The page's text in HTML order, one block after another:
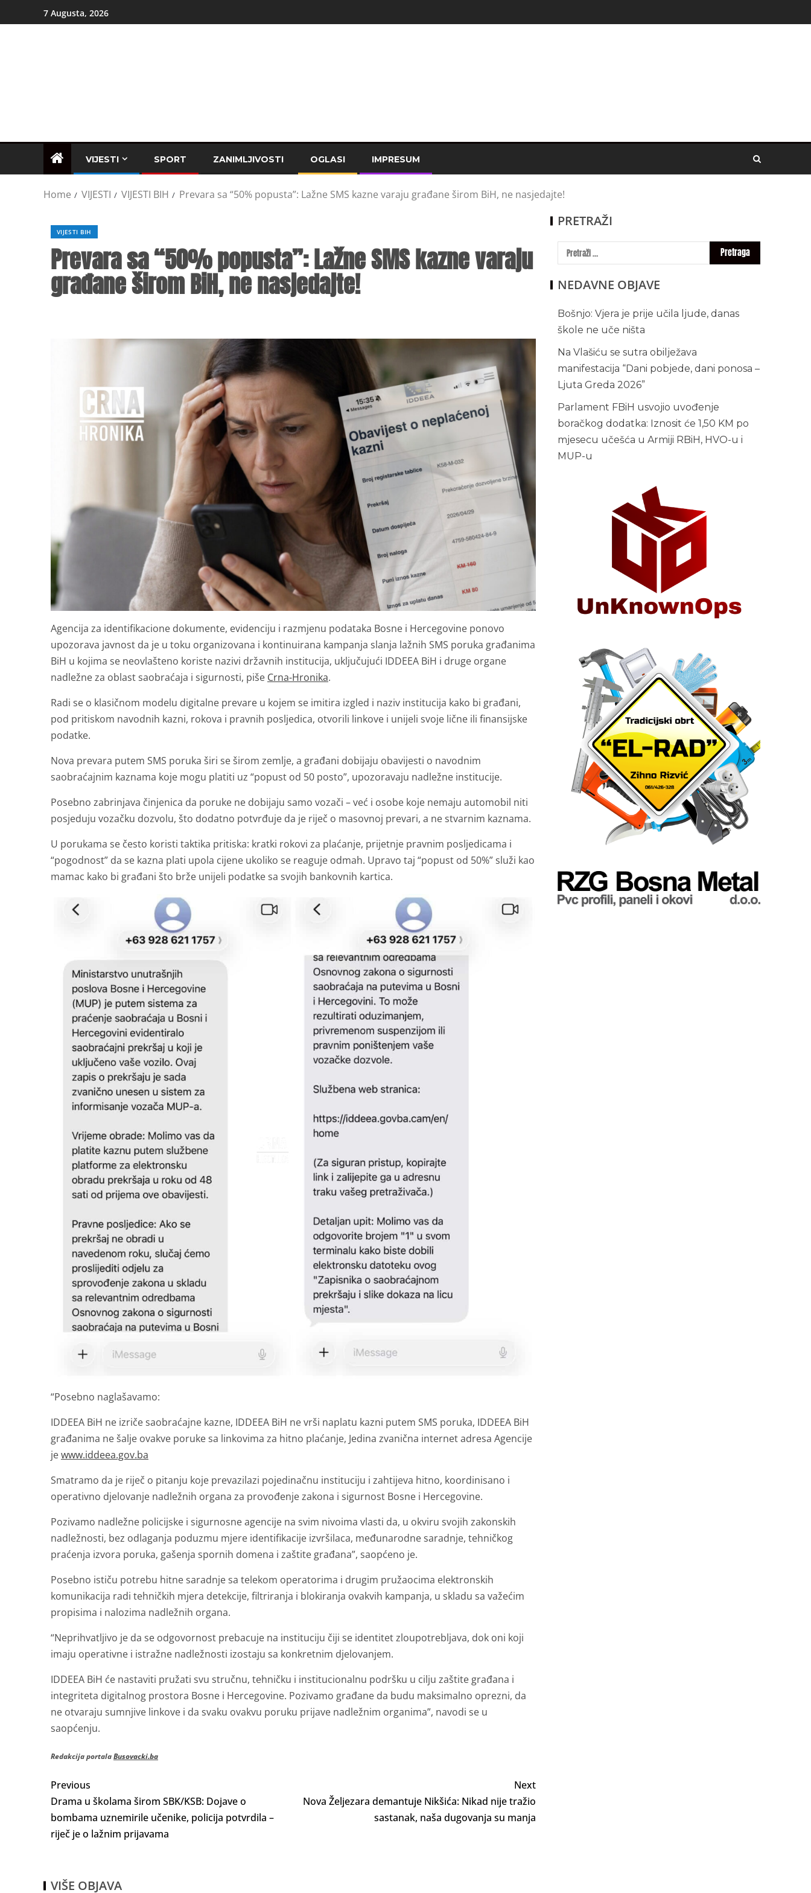
7 Augusta, 2026
VIJESTI SPORT ZANIMLJIVOSTI OGLASI IMPRESUM
Home VIJESTI VIJESTI BIH Prevara sa “50% popusta”: Lažne SMS kazne varaju građane širom BiH, ne nasjedajte!
VIJESTI BIH
Prevara sa “50% popusta”: Lažne SMS kazne varaju
građane širom BiH, ne nasjedajte!
Agencija za identifikacione dokumente, evidenciju i razmjenu podataka Bosne i Hercegovine ponovo
upozorava javnost da je u toku organizovana i kontinuirana kampanja slanja lažnih SMS poruka građanima
BiH u kojima se neovlašteno koriste nazivi državnih institucija, uključujući IDDEEA BiH i druge organe
nadležne za oblast saobraćaja i sigurnosti, piše Crna-Hronika.
Radi se o klasičnom modelu digitalne prevare u kojem se imitira izgled i naziv institucija kako bi građani,
pod pritiskom navodnih kazni, rokova i pravnih posljedica, otvorili linkove i unijeli svoje lične ili finansijske
podatke.
Nova prevara putem SMS poruka širi se širom zemlje, a građani dobijaju obavijesti o navodnim
saobraćajnim kaznama koje mogu platiti uz “popust od 50 posto”, upozoravaju nadležne institucije.
Posebno zabrinjava činjenica da poruke ne dobijaju samo vozači – već i osobe koje nemaju automobil niti
posjeduju vozačku dozvolu, što dodatno potvrđuje da je riječ o masovnoj prevari, a ne stvarnim kaznama.
U porukama se često koristi taktika pritiska: kratki rokovi za plaćanje, prijetnje pravnim posljedicama i
“pogodnost” da se kazna plati upola cijene ukoliko se reaguje odmah. Upravo taj “popust od 50%” služi kao
mamac kako bi građani što brže unijeli podatke sa svojih bankovnih kartica.
“Posebno naglašavamo:
IDDEEA BiH ne izriče saobraćajne kazne, IDDEEA BiH ne vrši naplatu kazni putem SMS poruka, IDDEEA BiH
građanima ne šalje ovakve poruke sa linkovima za hitno plaćanje, Jedina zvanična internet adresa Agencije
jewww.iddeea.gov.ba
Smatramo da je riječ o pitanju koje prevazilazi pojedinačnu instituciju i zahtijeva hitno, koordinisano i
operativno djelovanje nadležnih organa za provođenje zakona i sigurnost Bosne i Hercegovine.
Pozivamo nadležne policijske i sigurnosne agencije na svim nivoima vlasti da, u okviru svojih zakonskih
nadležnosti, bez odlaganja poduzmu mjere identifikacije izvršilaca, međunarodne saradnje, tehničkog
praćenja izvora poruka, gašenja spornih domena i zaštite građana”, saopćeno je.
Posebno ističu potrebu hitne saradnje sa telekom operatorima i drugim pružaocima elektronskih
komunikacija radi tehničkih mjera detekcije, filtriranja i blokiranja ovakvih kampanja, u skladu sa važećim
propisima i nalozima nadležnih organa.
“Neprihvatljivo je da se odgovornost prebacuje na instituciju čiji se identitet zloupotrebljava, dok oni koji
imaju operativne i istražne nadležnosti izostaju sa konkretnim djelovanjem.
IDDEEA BiH će nastaviti pružati svu stručnu, tehničku i institucionalnu podršku u cilju zaštite građana i
integriteta digitalnog prostora Bosne i Hercegovine. Pozivamo građane da budu maksimalno oprezni, da
ne otvaraju sumnjive linkove i da svaku ovakvu poruku prijave nadležnim organima”, navodi se u
saopćenju.
Redakcija portalaBusovacki.ba
Previous
Drama u školama širom SBK/KSB: Dojave o
bombama uznemirile učenike, policija potvrdila –
riječ je o lažnim prijavama
Next
Nova Željezara demantuje Nikšića: Nikad nije tražio
sastanak, naša dugovanja su manja
VIŠE OBJAVA
PRETRAŽI
NEDAVNE OBJAVE
Bošnjo: Vjera je prije učila ljude, danas
škole ne uče ništa
Na Vlašiću se sutra obilježava
manifestacija “Dani pobjede, dani ponosa –
Ljuta Greda 2026”
Parlament FBiH usvojio uvođenje
boračkog dodatka: Iznosit će 1,50 KM po
mjesecu učešća u Armiji RBiH, HVO-u i
MUP-u